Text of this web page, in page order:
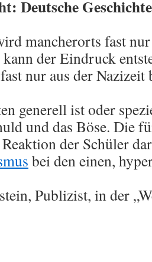
Deutsche
mancherorts fast
der Eindruck
nur aus der Nazizeit
generell ist oder
und das Böse. Die
der Schüler
bei den einen,
Publizist, in der